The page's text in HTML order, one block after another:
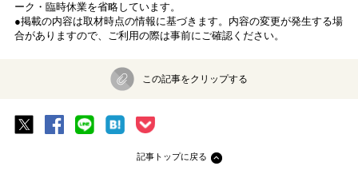
ーク・臨時休業を省略しています。
●掲載の内容は取材時点の情報に基づきます。内容の変更が発生する場
合がありますので、ご利用の際は事前にご確認ください。
この記事をクリップする
記事トップに戻る